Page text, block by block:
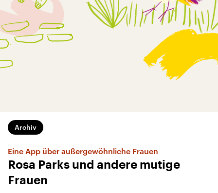
Archiv
Eine App über außergewöhnliche Frauen
Rosa Parks und andere mutige
Frauen